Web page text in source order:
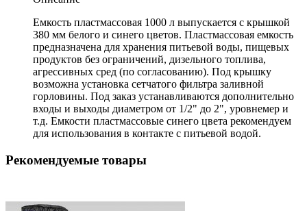
Емкость пластмассовая 1000 л выпускается с крышкой
380 мм белого и синего цветов. Пластмассовая емкость
предназначена для хранения питьевой воды, пищевых
продуктов без ограничений, дизельного топлива,
агрессивных сред (по согласованию). Под крышку
возможна установка сетчатого фильтра заливной
горловины. Под заказ устанавливаются дополнительно
входы и выходы диаметром от 1/2" до 2", уровнемер и
т.д. Емкости пластмассовые синего цвета рекомендуем
для использования в контакте с питьевой водой.
Рекомендуемые товары